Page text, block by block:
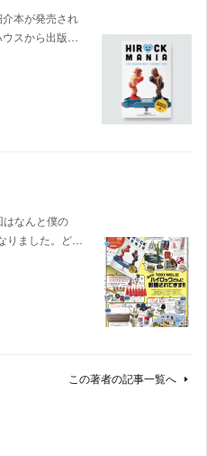
本が発売され
ウスから出版…
なんと僕の
りました。ど…
この著者の記事一覧へ